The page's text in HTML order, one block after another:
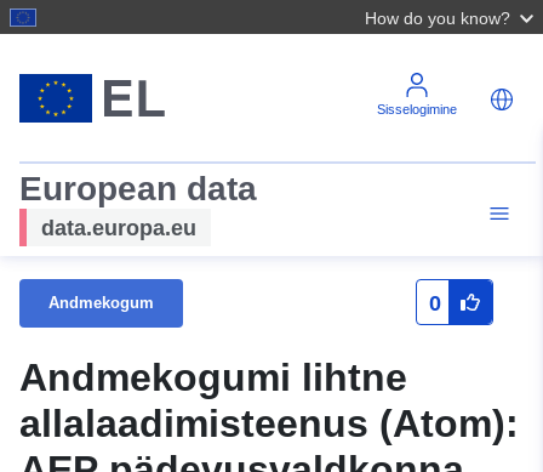
How do you know?
Sisselogimine
European data
data.europa.eu
Andmekogum 0
Andmekogumi lihtne
allalaadimisteenus (Atom):